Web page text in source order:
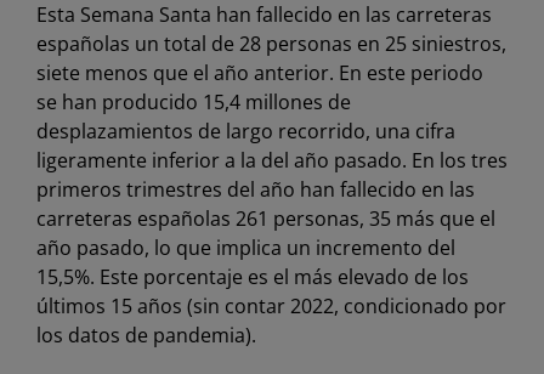
Esta Semana Santa han fallecido en las carreteras
españolas un total de 28 personas en 25 siniestros,
siete menos que el año anterior. En este periodo
se han producido 15,4 millones de
desplazamientos de largo recorrido, una cifra
ligeramente inferior a la del año pasado. En los tres
primeros trimestres del año han fallecido en las
carreteras españolas 261 personas, 35 más que el
año pasado, lo que implica un incremento del
15,5%. Este porcentaje es el más elevado de los
últimos 15 años (sin contar 2022, condicionado por
los datos de pandemia).